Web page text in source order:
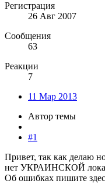
Регистрация
26 Авг 2007
Сообщения
63
Реакции
7
11 Мар 2013
Автор темы
#1
Привет, так как делаю
нет УКРАИНСКОЙ
Об ошибках пишите